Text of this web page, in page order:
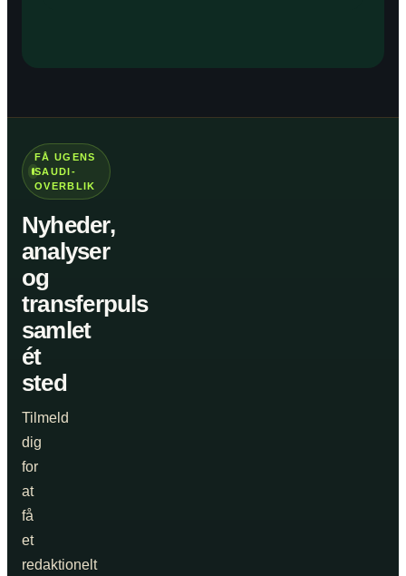
FÅ UGENS
SAUDI-
OVERBLIK
Nyheder,
analyser
og
transferpuls
samlet
ét
sted
Tilmeld
dig
for
at
få
et
redaktionelt